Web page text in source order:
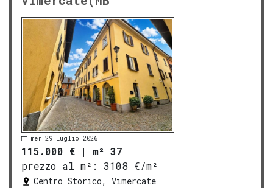
mer 29 luglio 2026
115.000 € | m² 37
prezzo al m²:
3108 €/m²
Centro Storico, Vimercate